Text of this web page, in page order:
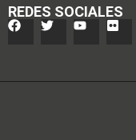
REDES SOCIALES